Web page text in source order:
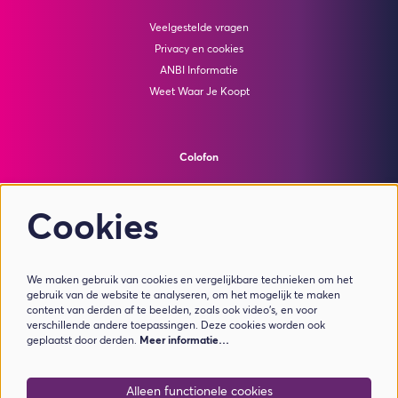
Veelgestelde vragen
Privacy en cookies
ANBI Informatie
Weet Waar Je Koopt
Colofon
Meld je aan voor de nieuwsbrief
Cookies
We maken gebruik van cookies en vergelijkbare technieken om het
gebruik van de website te analyseren, om het mogelijk te maken
content van derden af te beelden, zoals ook video’s, en voor
verschillende andere toepassingen. Deze cookies worden ook
geplaatst door derden. Meer informatie…
Alleen functionele cookies